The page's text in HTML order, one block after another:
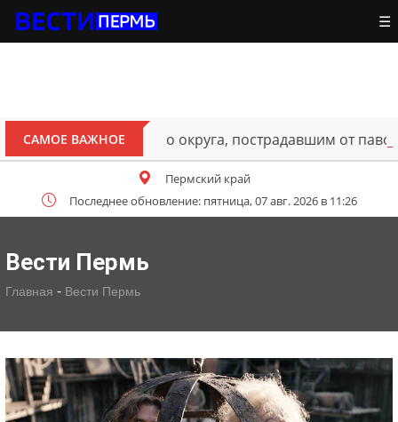
☰
САМОЕ ВАЖНОЕ
Октябрьского округа, пострадавшим от паводка
Пермский край
Последнее обновление: пятница, 07 авг. 2026 в 11:26
Вести Пермь
Главная - Вести Пермь